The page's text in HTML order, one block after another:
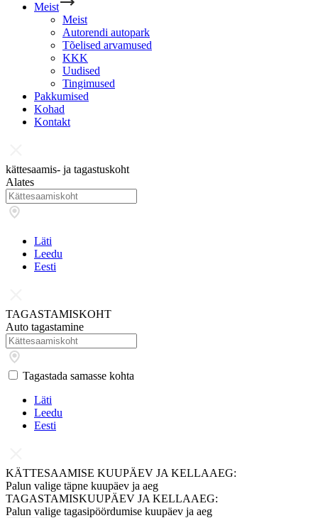
Meist
Meist
Autorendi autopark
Tõelised arvamused
KKK
Uudised
Tingimused
Pakkumised
Kohad
Kontakt
kättesaamis- ja tagastuskoht
Alates
Läti
Leedu
Eesti
TAGASTAMISKOHT
Auto tagastamine
Tagastada samasse kohta
Läti
Leedu
Eesti
KÄTTESAAMISE KUUPÄEV JA KELLAAEG:
Palun valige täpne kuupäev ja aeg
TAGASTAMISKUUPÄEV JA KELLAAEG:
Palun valige tagasipöördumise kuupäev ja aeg